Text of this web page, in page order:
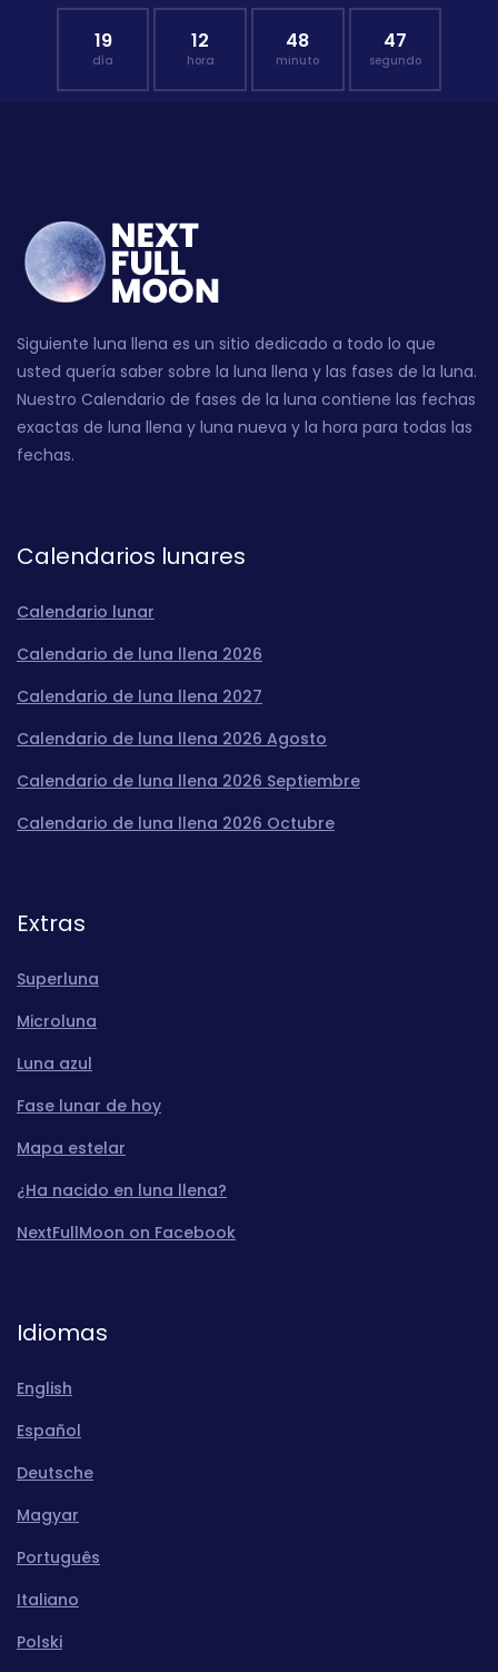
19
día
12
hora
48
minuto
47
segundo
Siguiente luna llena es un sitio dedicado a todo lo que
usted quería saber sobre la luna llena y las fases de la luna.
Nuestro Calendario de fases de la luna contiene las fechas
exactas de luna llena y luna nueva y la hora para todas las
fechas.
Calendarios lunares
Calendario lunar
Calendario de luna llena 2026
Calendario de luna llena 2027
Calendario de luna llena 2026 Agosto
Calendario de luna llena 2026 Septiembre
Calendario de luna llena 2026 Octubre
Extras
Superluna
Microluna
Luna azul
Fase lunar de hoy
Mapa estelar
¿Ha nacido en luna llena?
NextFullMoon on Facebook
Idiomas
English
Español
Deutsche
Magyar
Português
Italiano
Polski